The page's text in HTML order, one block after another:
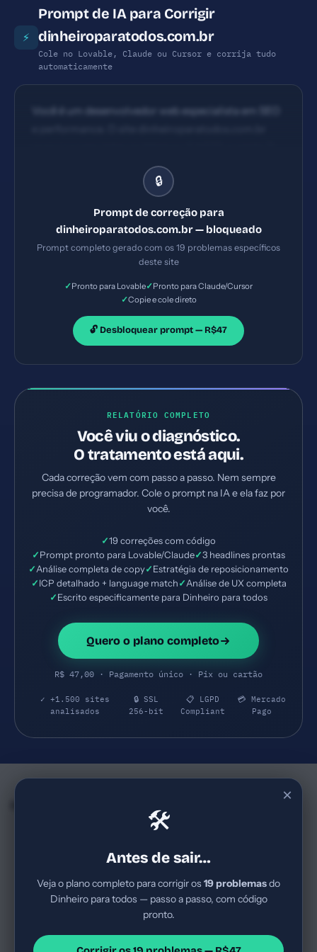
⚡
Prompt de IA para Corrigir
dinheiroparatodos.com.br
Cole no Lovable, Claude ou Cursor e corrija tudo
automaticamente
Você é um desenvolvedor web especialista em SEO
Content Security Policy ausente 3) X-Frame-
Options ausente 4) X-Content-Type-Options
gerando os arquivos necessários e configurações de
servidor. Priorize as correções críticas primeiro.
🔒
Prompt de correção para
dinheiroparatodos.com.br — bloqueado
Prompt completo gerado com os 19 problemas específicos
deste site
✓Pronto para Lovable✓Pronto para Claude/Cursor
✓Copie e cole direto
🔓 Desbloquear prompt — R$47
RELATÓRIO COMPLETO
Você viu o diagnóstico.
O tratamento está aqui.
Cada correção vem com passo a passo. Nem sempre
precisa de programador. Cole o prompt na IA e ela faz por
você.
✓19 correções com código
✓Prompt pronto para Lovable/Claude✓3 headlines prontas
✓Análise completa de copy✓Estratégia de reposicionamento
✓ICP detalhado + language match✓Análise de UX completa
✓Escrito especificamente para Dinheiro para todos
Quero o plano completo
R$ 47,00 · Pagamento único · Pix ou cartão
✓ +1.500 sites
analisados
🔒 SSL
256-bit
📋 LGPD
Compliant
💳 Mercado
Pago
×
🛠
Antes de sair…
Veja o plano completo para corrigir os19 problemasdo
Dinheiro para todos — passo a passo, com código
pronto.
práticas para vida cotidiana;
possivelmente monetização
pessoal para mulheres
Blog/website de nicho de dieta
no Brasil; provável modelo de
conteúdo orgânico, com
receitas, bem-estar